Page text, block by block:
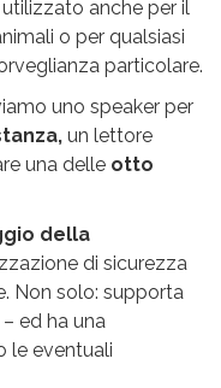
anche per il
o per qualsiasi
particolare.
uno speaker per
un lettore
una delle otto
della
di sicurezza
Non solo: supporta
ed ha una
le eventuali